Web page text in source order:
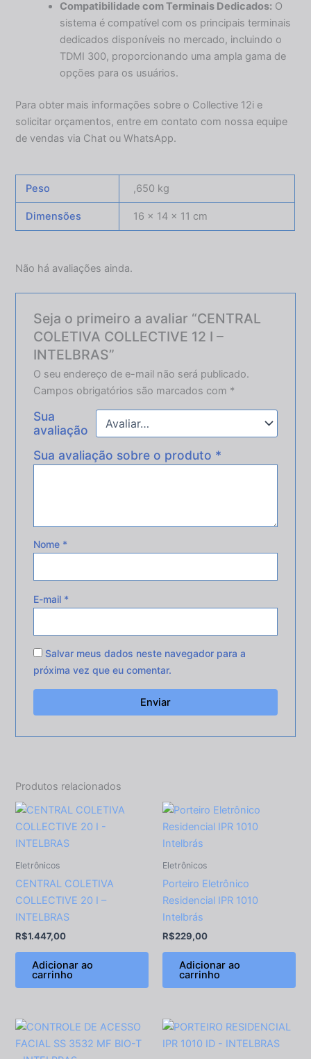
Compatibilidade com Terminais Dedicados: O
sistema é compatível com os principais terminais
dedicados disponíveis no mercado, incluindo o
TDMI 300, proporcionando uma ampla gama de
opções para os usuários.
Para obter mais informações sobre o Collective 12i e
solicitar orçamentos, entre em contato com nossa equipe
de vendas via Chat ou WhatsApp.
Peso ,650 kg
Dimensões 16 × 14 × 11 cm
Não há avaliações ainda.
Seja o primeiro a avaliar “CENTRAL
COLETIVA COLLECTIVE 12 I –
INTELBRAS”
O seu endereço de e-mail não será publicado.
Campos obrigatórios são marcados com *
Sua
avaliação
Sua avaliação sobre o produto *
Nome *
E-mail *
Salvar meus dados neste navegador para a
próxima vez que eu comentar.
Produtos relacionados
Eletrônicos
CENTRAL COLETIVA
COLLECTIVE 20 I –
INTELBRAS
R$1.447,00
Adicionar ao
carrinho
Eletrônicos
Porteiro Eletrônico
Residencial IPR 1010
Intelbrás
R$229,00
Adicionar ao
carrinho